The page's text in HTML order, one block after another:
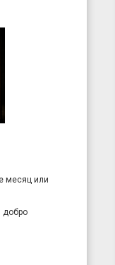
месяц или
добро
-
в Россию в